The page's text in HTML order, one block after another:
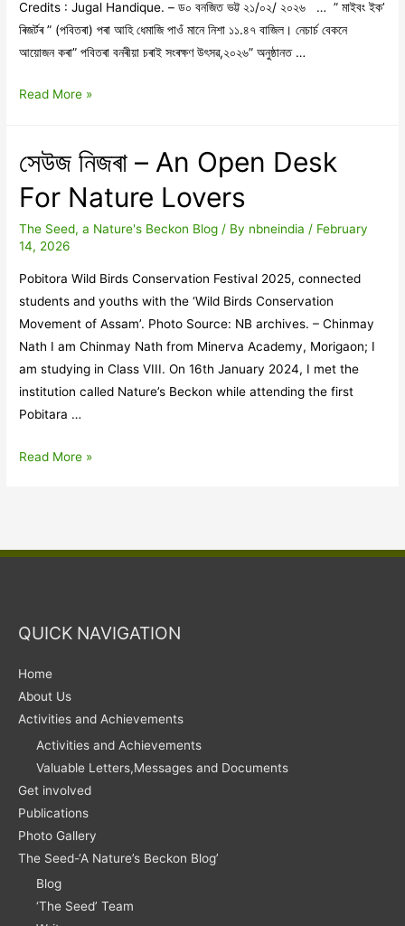
Credits : Jugal Handique. – ড০ বনজিত ভট্ট ২১/০২/ ২০২৬ … ” মাইবং ইক’
ৰিজৰ্টৰ ” (পবিতৰা) পৰা আহি ধেমাজি পাওঁ মানে নিশা ১১.৪৭ বাজিল।‌ নেচাৰ্চ বেকনে
আয়োজন কৰা” পবিতৰা বনৰীয়া চৰাই সংৰক্ষণ উৎসৱ,২০২৬” অনুষ্ঠানত …
বনৰীয়া
উৎসৱ
Read More »
সেউজ নিজৰা – An Open Desk
For Nature Lovers
The Seed, a Nature's Beckon Blog / By nbneindia / February
14, 2026
Pobitora Wild Birds Conservation Festival 2025, connected
students and youths with the ‘Wild Birds Conservation
Movement of Assam’. Photo Source: NB archives. – Chinmay
Nath I am Chinmay Nath from Minerva Academy, Morigaon; I
am studying in Class VIII. On 16th January 2024, I met the
institution called Nature’s Beckon while attending the first
Pobitara …
সেউজ
Lovers
Read More »
QUICK NAVIGATION
Home
About Us
Activities and Achievements
Activities and Achievements
Valuable Letters,Messages and Documents
Get involved
Publications
Photo Gallery
The Seed-‘A Nature’s Beckon Blog’
Blog
‘The Seed’ Team